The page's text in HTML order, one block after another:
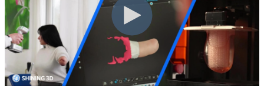
FÜR DIE DIGITALE ZAHNMEDIZIN
Intraoral Scan
Aoralscan ElfNEU
Aoralscan Elite WirelessNEU
Aoralscan EliteNEU